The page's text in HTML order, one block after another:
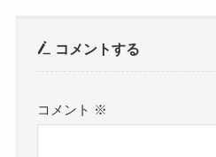
コメントする
コメント ※